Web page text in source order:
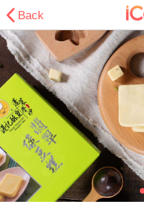
Back